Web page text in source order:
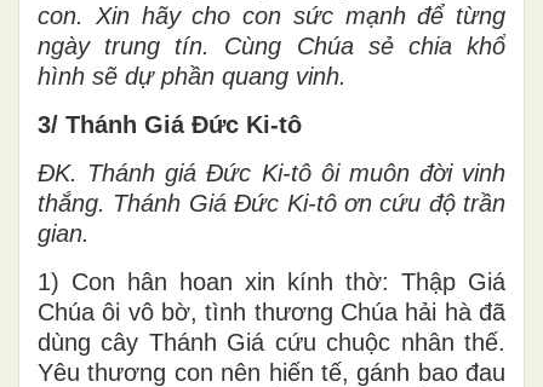
con. Xin hãy cho con sức mạnh để từng
ngày trung tín. Cùng Chúa sẻ chia khổ
hình sẽ dự phần quang vinh.
3/ Thánh Giá Đức Ki-tô
ĐK. Thánh giá Đức Ki-tô ôi muôn đời vinh
thắng. Thánh Giá Đức Ki-tô ơn cứu độ trần
gian.
1) Con hân hoan xin kính thờ: Thập Giá
Chúa ôi vô bờ, tình thương Chúa hải hà đã
dùng cây Thánh Giá cứu chuộc nhân thế.
Yêu thương con nên hiến tế, gánh bao đau